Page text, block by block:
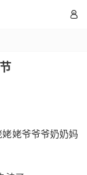

姥爷爷爷奶奶妈